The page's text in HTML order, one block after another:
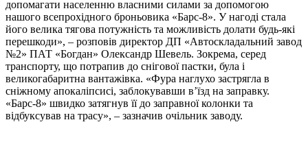
допомагати населенню власними силами за допомогою
нашого всепрохідного броньовика «Барс-8». У нагоді стала
його велика тягова потужність та можливість долати будь-які
перешкоди», – розповів директор ДП «Автоскладальний завод
№2» ПАТ «Богдан» Олександр Шевель. Зокрема, серед
транспорту, що потрапив до снігової пастки, була і
великогабаритна вантажівка. «Фура наглухо застрягла в
сніжному апокаліпсисі, заблокувавши в’їзд на заправку.
«Барс-8» швидко затягнув її до заправної колонки та
відбуксував на трасу», – зазначив очільник заводу.